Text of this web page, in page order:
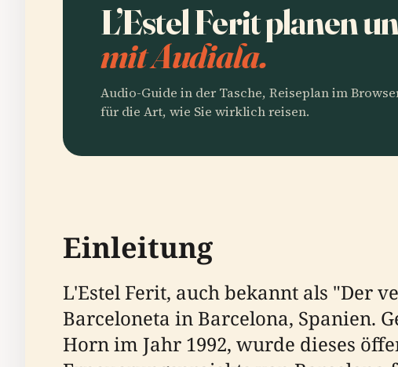
L’Estel Ferit planen
mit Audiala.
Audio-Guide in der Tasche, Reiseplan im
für die Art, wie Sie wirklich reisen.
Einleitung
L'Estel Ferit, auch bekannt als "Der
Barceloneta in Barcelona, Spanien.
Horn im Jahr 1992, wurde dieses